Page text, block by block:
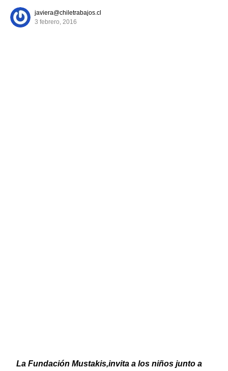
javiera@chiletrabajos.cl
3 febrero, 2016
La Fundación Mustakis,invita a los niños junto a